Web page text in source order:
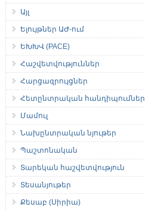
Այլ
Ելույթներ ԱԺ-ում
ԵԽԽՎ (PACE)
Հաշվետվություններ
Հարցազրույցներ
Հետընտրական հանդիպումներ
Մամուլ
Նախընտրական նյութեր
Պաշտոնական
Տարեկան հաշվետվություն
Տեսանյութեր
Քեսաբ (Սիրիա)